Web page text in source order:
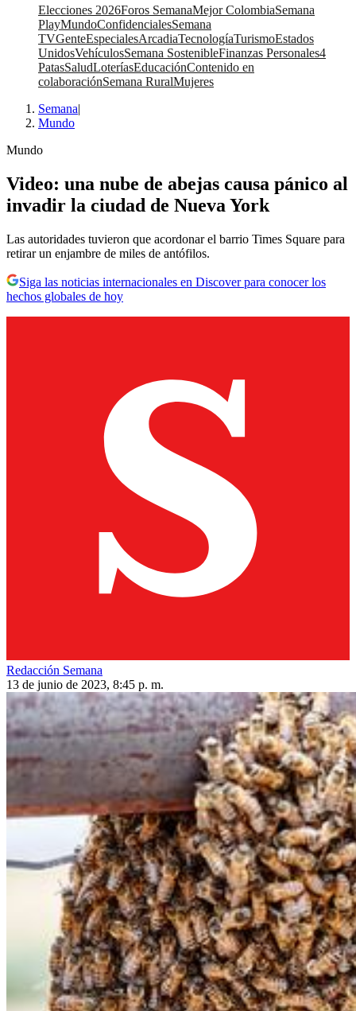
Elecciones 2026Foros SemanaMejor ColombiaSemana
PlayMundoConfidencialesSemana
TVGenteEspecialesArcadiaTecnologíaTurismoEstados
UnidosVehículosSemana SostenibleFinanzas Personales4
PatasSaludLoteríasEducaciónContenido en
colaboraciónSemana RuralMujeres
Semana|
Mundo
Mundo
Video: una nube de abejas causa pánico al
invadir la ciudad de Nueva York
Las autoridades tuvieron que acordonar el barrio Times Square para
retirar un enjambre de miles de antófilos.
Siga las noticias internacionales en Discover para conocer los
hechos globales de hoy
Redacción Semana
13 de junio de 2023, 8:45 p. m.